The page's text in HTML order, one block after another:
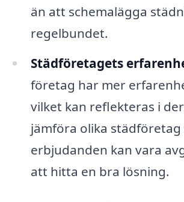
än att schemalägga
regelbundet.
Städföretagets
företag har mer
vilket kan reflekteras i
jämföra olika städföretag
erbjudanden kan vara
att hitta en bra lösning.